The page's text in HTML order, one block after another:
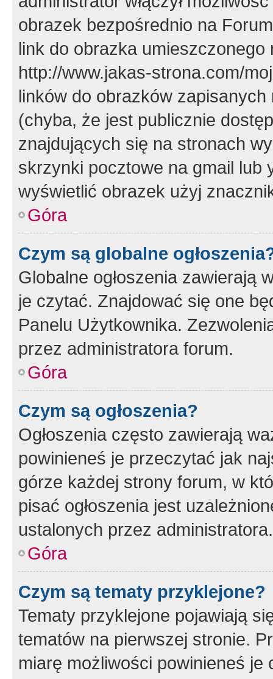
obrazek bezpośrednio na
link do obrazka
http://www.jakas-strona.com/
linków do obrazków
(chyba, że jest publicznie
znajdujących się na stronach
skrzynki pocztowe na gmail lub
wyświetlić obrazek użyj
Góra
Czym są globalne
Globalne ogłoszenia zawierają
je czytać. Znajdować się one
Panelu Użytkownika.
przez administratora forum.
Góra
Czym są ogłoszenia?
Ogłoszenia często zawierają
powinieneś je przeczytać jak
górze każdej strony forum, w
pisać ogłoszenia jest
ustalonych przez administratora.
Góra
Czym są tematy przyklejone?
Tematy przyklejone pojawiają
tematów na pierwszej stronie.
miarę możliwości powinieneś je